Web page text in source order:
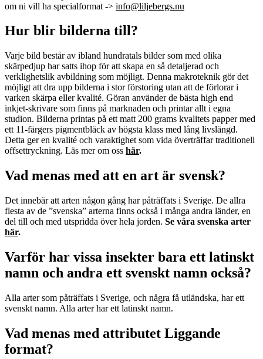
om ni vill ha specialformat -> info@liljebergs.nu
Hur blir bilderna till?
Varje bild består av ibland hundratals bilder som med olika
skärpedjup har satts ihop för att skapa en så detaljerad och
verklighetslik avbildning som möjligt. Denna makroteknik gör det
möjligt att dra upp bilderna i stor förstoring utan att de förlorar i
varken skärpa eller kvalité. Göran använder de bästa high end
inkjet-skrivare som finns på marknaden och printar allt i egna
studion. Bilderna printas på ett matt 200 grams kvalitets papper med
ett 11-färgers pigmentbläck av högsta klass med lång livslängd.
Detta ger en kvalité och varaktighet som vida överträffar traditionell
offsettryckning. Läs mer om oss här.
Vad menas med att en art är svensk?
Det innebär att arten någon gång har påträffats i Sverige. De allra
flesta av de ”svenska” arterna finns också i många andra länder, en
del till och med utspridda över hela jorden. Se våra svenska arter
här.
Varför har vissa insekter bara ett latinskt
namn och andra ett svenskt namn också?
Alla arter som påträffats i Sverige, och några få utländska, har ett
svenskt namn. Alla arter har ett latinskt namn.
Vad menas med attributet Liggande
format?